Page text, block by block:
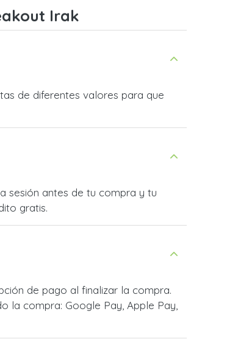
Irak
de diferentes valores para que
sesión antes de tu compra y tu
gratis.
de pago al finalizar la compra.
la compra: Google Pay, Apple Pay,